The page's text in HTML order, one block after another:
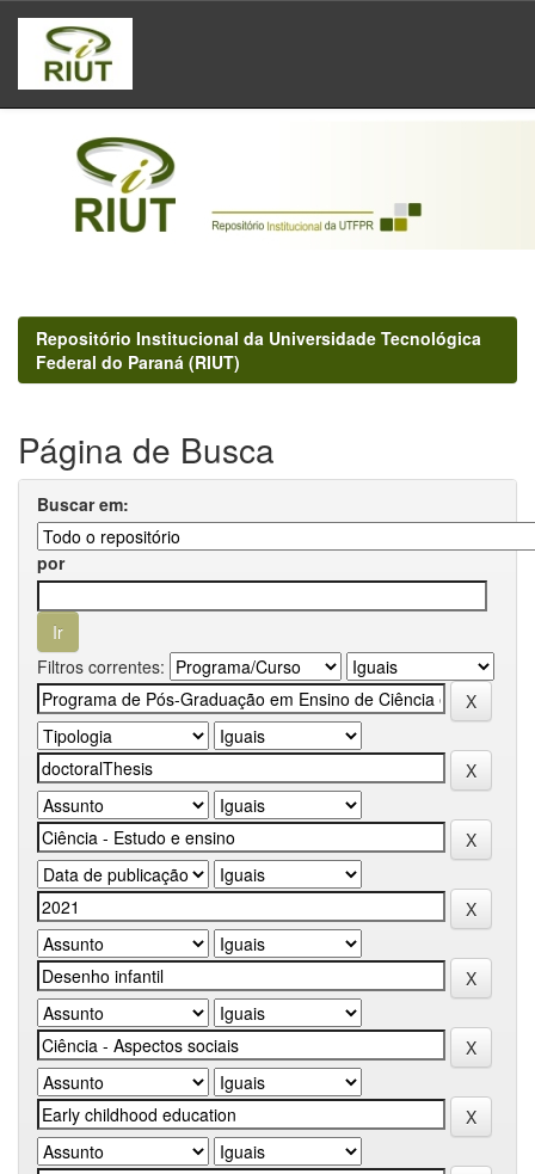
Skip
navigation
Repositório Institucional da Universidade Tecnológica
Federal do Paraná (RIUT)
Página de Busca
Buscar em:
por
Filtros correntes: